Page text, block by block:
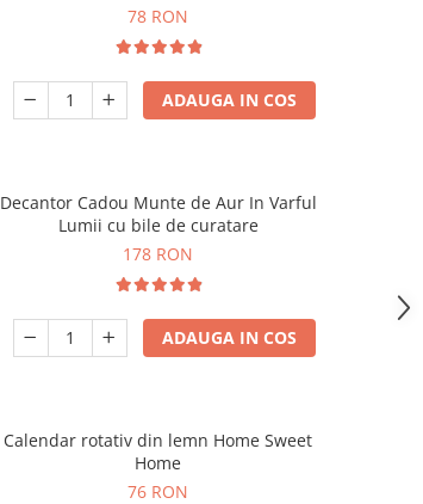
78 RON
ADAUGA IN COS
Decantor Cadou Munte de Aur In Varful
Lumii cu bile de curatare
178 RON
ADAUGA IN COS
Calendar rotativ din lemn Home Sweet
Home
76 RON